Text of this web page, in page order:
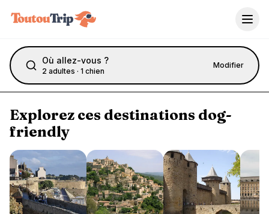
Recherchez parmi des milliers d'hébergements dog-
Où allez-vous ?
2 adultes · 1 chien
Modifier
Explorez ces destinations dog-
friendly